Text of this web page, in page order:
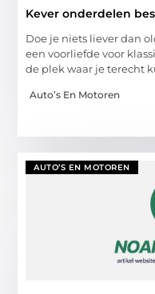
Kever onderdelen
Doe je niets liever dan
een voorliefde voor
de plek waar je terecht
Auto’s En Motoren
AUTO’S EN MOTOREN